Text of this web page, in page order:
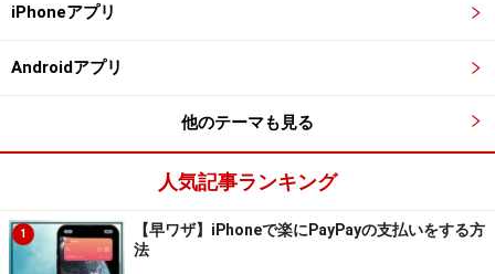
iPhoneアプリ
Androidアプリ
他のテーマも見る
人気記事ランキング
1
【早ワザ】iPhoneで楽にPayPayの支払いをする方
法